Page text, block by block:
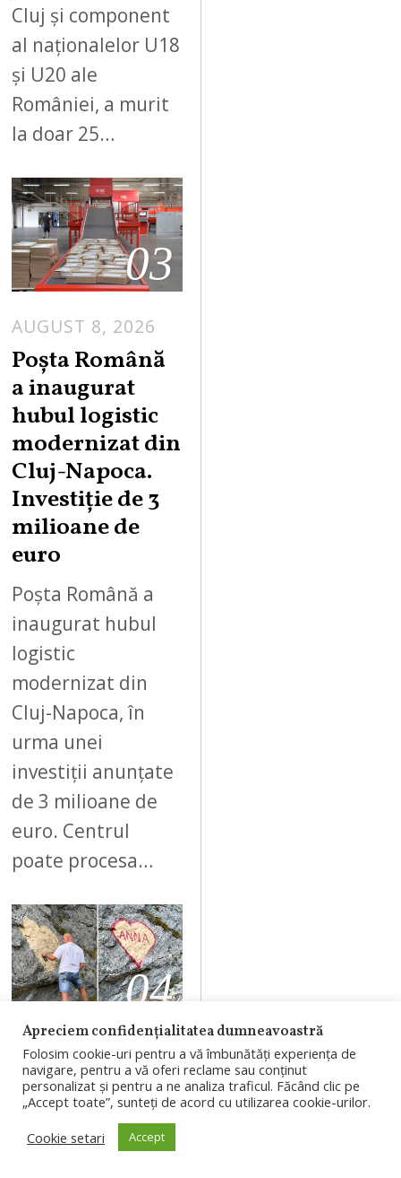
Cluj și component
al naționalelor U18
și U20 ale
României, a murit
la doar 25…
03
AUGUST 8, 2026
Poșta Română
a inaugurat
hubul logistic
modernizat din
Cluj-Napoca.
Investiție de 3
milioane de
euro
Poșta Română a
inaugurat hubul
logistic
modernizat din
Cluj-Napoca, în
urma unei
investiții anunțate
de 3 milioane de
euro. Centrul
poate procesa…
04
AUGUST 7, 2026
Bărbatul care a
scris „ANNA”
pe o stâncă de
Apreciem confidențialitatea dumneavoastră
Folosim cookie-uri pentru a vă îmbunătăți experiența de
navigare, pentru a vă oferi reclame sau conținut
personalizat și pentru a ne analiza traficul. Făcând clic pe
„Accept toate”, sunteți de acord cu utilizarea cookie-urilor.
Cookie setari
Accept